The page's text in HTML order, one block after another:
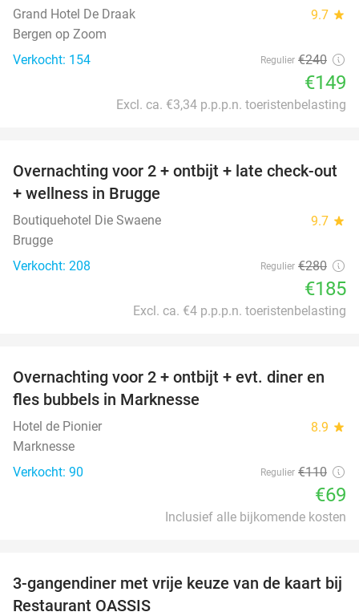
Grand Hotel De Draak 9.7 star
Bergen op Zoom
Verkocht: 154
Regulier €240
€149
Excl. ca. €3,34 p.p.p.n. toeristenbelasting
34%
Overnachting voor 2 + ontbijt + late check-out
+ wellness in Brugge
Boutiquehotel Die Swaene 9.7 star
Brugge
Verkocht: 208
Regulier €280
€185
Excl. ca. €4 p.p.p.n. toeristenbelasting
37%
Overnachting voor 2 + ontbijt + evt. diner en
fles bubbels in Marknesse
Hotel de Pionier 8.9 star
Marknesse
Verkocht: 90
Regulier €110
€69
Inclusief alle bijkomende kosten
43%
3-gangendiner met vrije keuze van de kaart bij
Restaurant OASSIS